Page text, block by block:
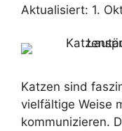
Aktualisiert: 1.
Katzen sind
vielfältige Weise
kommunizieren.